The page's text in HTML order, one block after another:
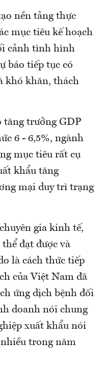
nền tảng thực
mục tiêu kế hoạch
cảnh tình hình
báo tiếp tục có
khó khăn, thách
tăng trưởng GDP
6 - 6,5%, ngành
mục tiêu rất cụ
khẩu tăng
mại duy trì trạng
gia kinh tế,
đạt được và
là cách thức tiếp
của Việt Nam đã
ứng dịch bệnh đối
doanh nói chung
xuất khẩu nói
trong năm